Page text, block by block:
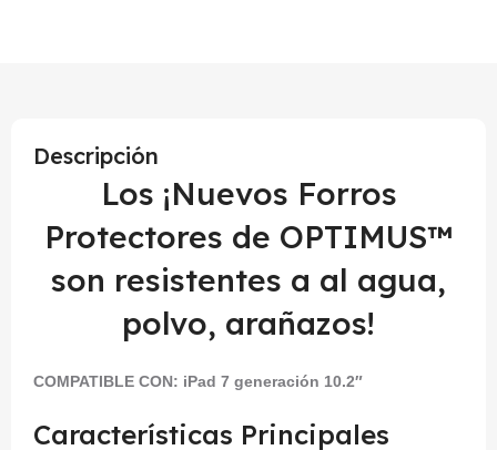
Descripción
Los ¡Nuevos Forros
Protectores de OPTIMUS™
son resistentes a al agua,
polvo, arañazos!
COMPATIBLE CON: iPad 7 generación 10.2″
Características Principales